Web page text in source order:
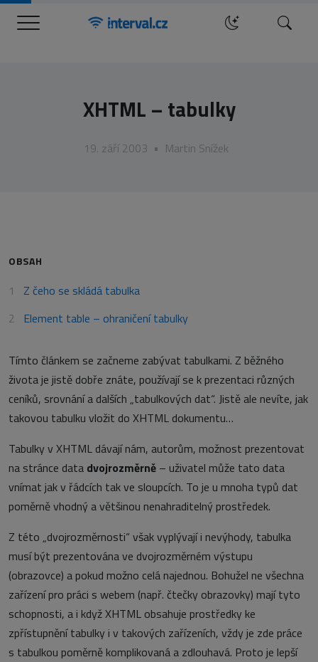
Menu Hledat
XHTML – tabulky
19. září 2003 • Martin Snížek
OBSAH
Z čeho se skládá tabulka
Element table – ohraničení tabulky
Tímto článkem se začneme zabývat tabulkami. Z běžného
života je jistě dobře znáte, používají se k prezentaci různých
ceníků, srovnání a dalších „tabulkových dat“. Jistě ale nevíte, jak
takovou tabulku vložit do XHTML dokumentu…
Tabulky v XHTML dávají nám, autorům, možnost prezentovat
na stránce data dvojrozměrně – uživatel může tato data
vnímat jak v řádcích tak ve sloupcích. To je u mnoha typů dat
poměrně vhodný a většinou nenahraditelný prostředek.
Z této „dvojrozměrnosti“ však vyplývají i nevýhody, tabulka
musí být prezentována ve dvojrozměrném výstupu
(obrazovce) a pokud možno celá najednou. Bohužel ne všechna
zařízení pro práci s webem (např. čtečky obrazovky) mají tyto
schopnosti, a i když XHTML obsahuje prostředky ke
zpřístupnění tabulky i v takových zařízeních, vždy je zde práce
s tabulkou poměrně komplikovaná a zdlouhavá. Proto je lepší